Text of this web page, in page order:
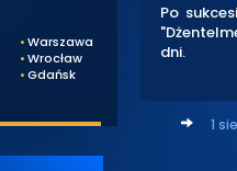
Warszawa
Wrocław
Gdańsk
Po
dni.
1